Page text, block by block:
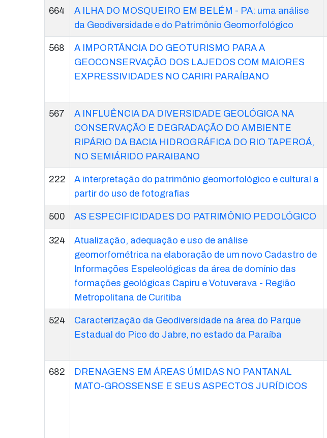
664
A ILHA DO MOSQUEIRO EM BELÉM - PA: uma análise
da Geodiversidade e do Patrimônio Geomorfológico
568
A IMPORTÂNCIA DO GEOTURISMO PARA A
GEOCONSERVAÇÃO DOS LAJEDOS COM MAIORES
EXPRESSIVIDADES NO CARIRI PARAÍBANO
567
A INFLUÊNCIA DA DIVERSIDADE GEOLÓGICA NA
CONSERVAÇÃO E DEGRADAÇÃO DO AMBIENTE
RIPÁRIO DA BACIA HIDROGRÁFICA DO RIO TAPEROÁ,
NO SEMIÁRIDO PARAIBANO
222
A interpretação do patrimônio geomorfológico e cultural a
partir do uso de fotografias
500 AS ESPECIFICIDADES DO PATRIMÔNIO PEDOLÓGICO
324
Atualização, adequação e uso de análise
geomorfométrica na elaboração de um novo Cadastro de
Informações Espeleológicas da área de domínio das
formações geológicas Capiru e Votuverava - Região
Metropolitana de Curitiba
524
Caracterização da Geodiversidade na área do Parque
Estadual do Pico do Jabre, no estado da Paraíba
682
DRENAGENS EM ÁREAS ÚMIDAS NO PANTANAL
MATO-GROSSENSE E SEUS ASPECTOS JURÍDICOS